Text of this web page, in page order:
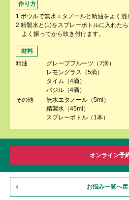
作り方
1.ボウルで無水エタノールと精油をよく混
2.精製水と(1)をスプレーボトルに入れたら
よく振ってから吹き付けます。
材料
精油
グレープフルーツ（7滴）
レモングラス（5滴）
タイム（4滴）
バジル（4滴）
その他
無水エタノール（5ml）
精製水（45ml）
スプレーボトル（1本）
オンライン予
お悩み一覧へ戻